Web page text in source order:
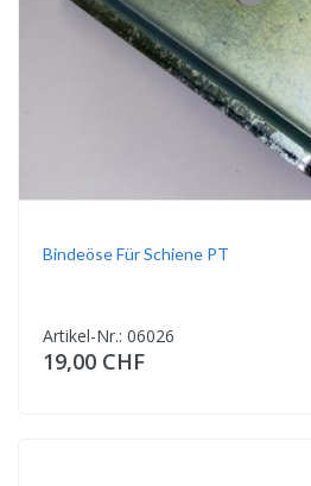
Bindeöse Für Schiene PT
Artikel-Nr.: 06026
19,00 CHF